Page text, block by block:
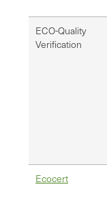
ECO-Quality
Verification
Ecocert